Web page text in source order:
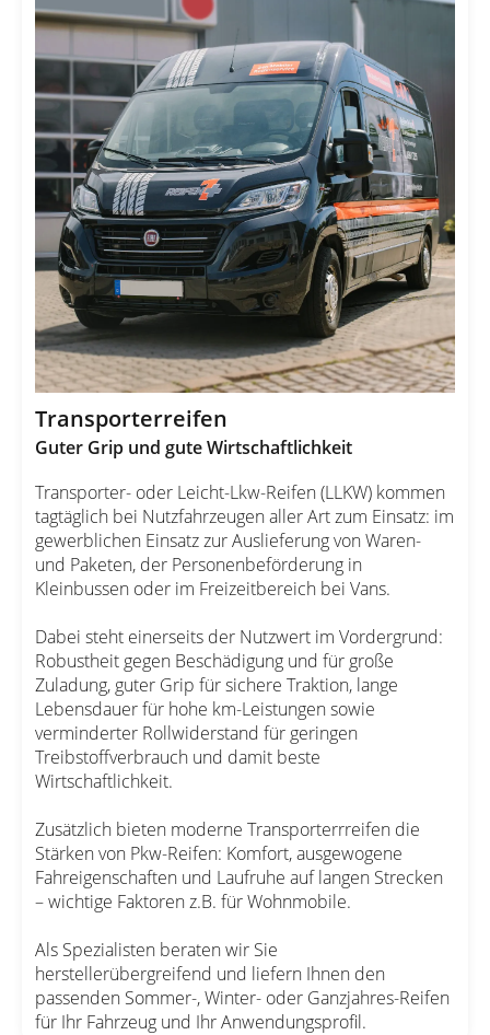
Transporterreifen
Guter Grip und gute Wirtschaftlichkeit
Transporter- oder Leicht-Lkw-Reifen (LLKW) kommen
tagtäglich bei Nutzfahrzeugen aller Art zum Einsatz: im
gewerblichen Einsatz zur Auslieferung von Waren-
und Paketen, der Personenbeförderung in
Kleinbussen oder im Freizeitbereich bei Vans.
Dabei steht einerseits der Nutzwert im Vordergrund:
Robustheit gegen Beschädigung und für große
Zuladung, guter Grip für sichere Traktion, lange
Lebensdauer für hohe km-Leistungen sowie
verminderter Rollwiderstand für geringen
Treibstoffverbrauch und damit beste
Wirtschaftlichkeit.
Zusätzlich bieten moderne Transporterrreifen die
Stärken von Pkw-Reifen: Komfort, ausgewogene
Fahreigenschaften und Laufruhe auf langen Strecken
– wichtige Faktoren z.B. für Wohnmobile.
Als Spezialisten beraten wir Sie
herstellerübergreifend und liefern Ihnen den
passenden Sommer-, Winter- oder Ganzjahres-Reifen
für Ihr Fahrzeug und Ihr Anwendungsprofil.